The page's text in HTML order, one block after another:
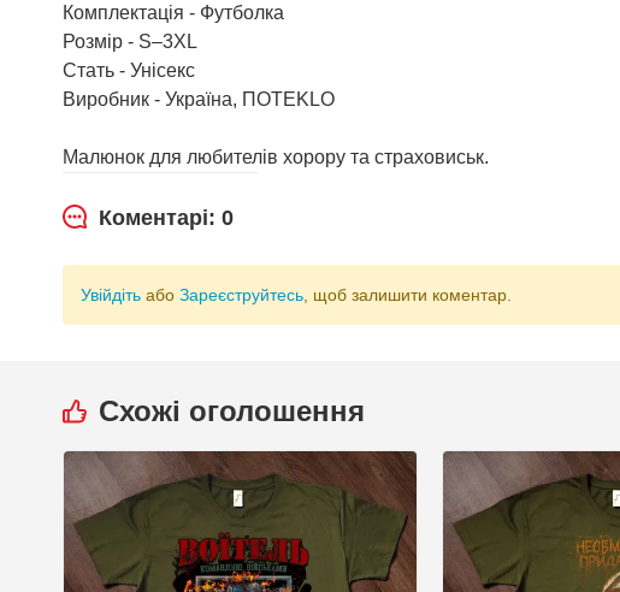
Комплектація - Футболка
Розмір - S–3XL
Стать - Унісекс
Виробник - Україна, ПOTEKLO
Малюнок для любителів хорору та страховиськ.
Коментарі: 0
Увійдіть або Зареєструйтесь , щоб залишити коментар.
Схожі оголошення